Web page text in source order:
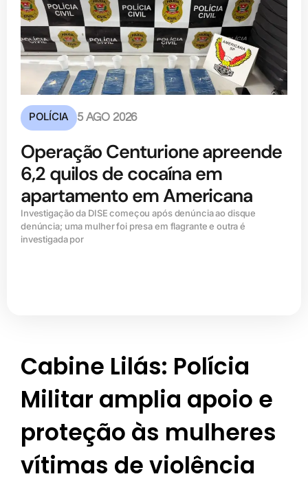
POLÍCIA 5 AGO 2026
Operação Centurione apreende
6,2 quilos de cocaína em
apartamento em Americana
Investigação da DISE começou após denúncia ao disque
denúncia; uma mulher foi presa em flagrante e outra é
investigada por
Cabine Lilás: Polícia
Militar amplia apoio e
proteção às mulheres
vítimas de violência